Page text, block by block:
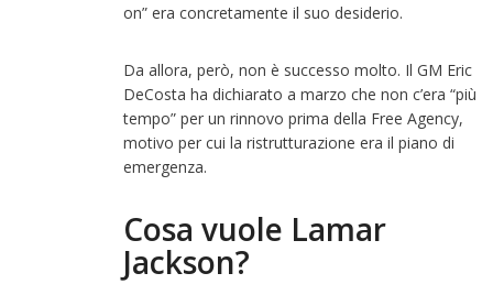
on” era concretamente il suo desiderio.
Da allora, però, non è successo molto. Il GM Eric
DeCosta ha dichiarato a marzo che non c’era “più
tempo” per un rinnovo prima della Free Agency,
motivo per cui la ristrutturazione era il piano di
emergenza.
Cosa vuole Lamar
Jackson?